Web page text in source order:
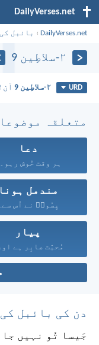
DailyVerses.net
DailyVerses.net
› بائبل
۲-سلاطِین 9
URD ۲-سلاطِین 9 آن
متعلقہ
دعا
ہر وقت خُوش
مندمل ہونا
یِسُوعؔ نے اُس
پیار
مُحبّت صابِر ہے
دن کی بائبل
جَیسا تُو نہیں